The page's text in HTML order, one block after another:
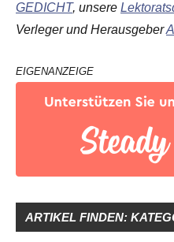
GEDICHT, unsere
Verleger und Herausgeber
EIGENANZEIGE
ARTIKEL FINDEN: